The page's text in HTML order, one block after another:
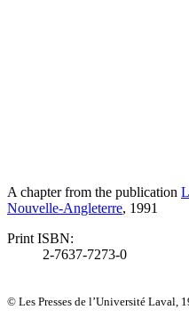
A chapter from the publication
Nouvelle-Angleterre, 1991
Print ISBN:
2-7637-7273-0
© Les Presses de l’Université Laval,